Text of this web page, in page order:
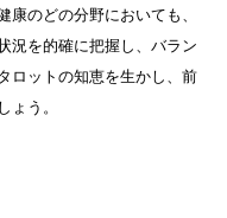
のどの分野においても、
況を的確に把握し、バラン
ロットの知恵を生かし、前
ょう。